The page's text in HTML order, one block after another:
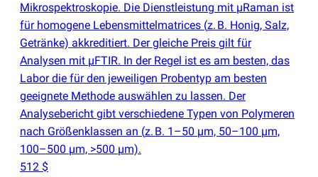
Mikrospektroskopie. Die Dienstleistung mit µRaman ist
für homogene Lebensmittelmatrices (z. B. Honig, Salz,
Getränke) akkreditiert. Der gleiche Preis gilt für
Analysen mit µFTIR. In der Regel ist es am besten, das
Labor die für den jeweiligen Probentyp am besten
geeignete Methode auswählen zu lassen. Der
Analysebericht gibt verschiedene Typen von Polymeren
nach Größenklassen an (z. B. 1–50 µm, 50–100 µm,
100–500 µm, >500 µm).
512 $